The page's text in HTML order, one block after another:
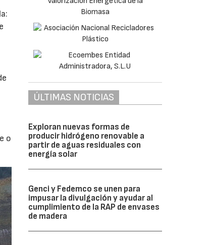
o
ÚLTIMAS NOTICIAS
Exploran nuevas formas de
producir hidrógeno renovable a
partir de aguas residuales con
energía solar
Genci y Fedemco se unen para
impusar la divulgación y ayudar al
cumplimiento de la RAP de envases
de madera